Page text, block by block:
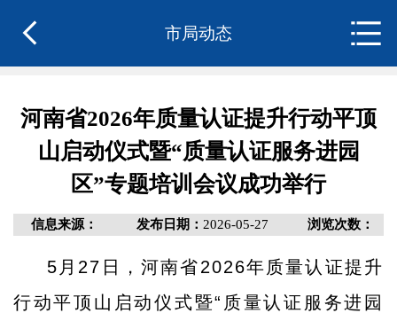
市局动态
河南省2026年质量认证提升行动平顶
山启动仪式暨“质量认证服务进园
区”专题培训会议成功举行
信息来源： 发布日期： 2026-05-27 浏览次数：
5月27日，河南省2026年质量认证提升
行动平顶山启动仪式暨“质量认证服务进园